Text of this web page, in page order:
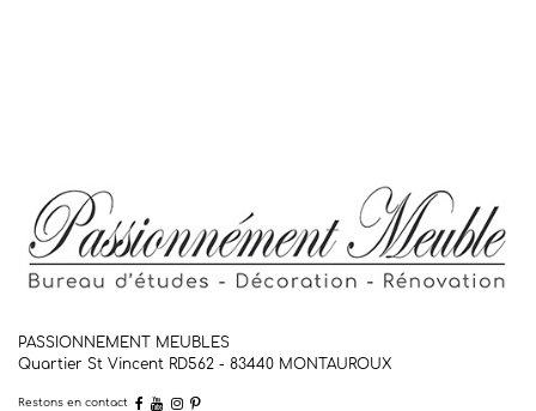
PASSIONNEMENT MEUBLES
Quartier St Vincent RD562 - 83440 MONTAUROUX
Restons en contact